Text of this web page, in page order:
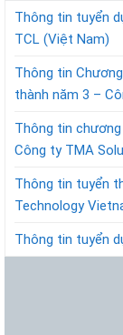
Thông tin tuyển
TCL (Việt Nam)
Thông tin
thành năm 3 –
Thông tin
Công ty TMA
Thông tin tuyển
Technology
Thông tin tuyển